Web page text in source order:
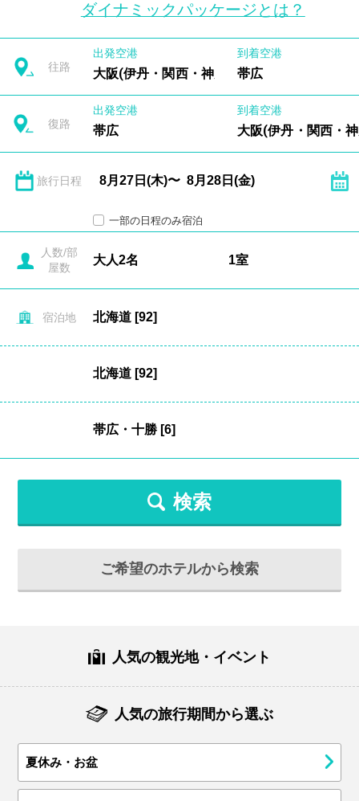
ダイナミックパッケージとは？
往路
出発空港
大阪(伊丹・関西・神戸)
到着空港
帯広
復路
出発空港
帯広
到着空港
大阪(伊丹・関西・
旅行日程
一部の日程のみ宿泊
人数/部
屋数
宿泊地
検索
ご希望のホテルから検索
人気の観光地・イベント
人気の旅行期間から選ぶ
夏休み・お盆